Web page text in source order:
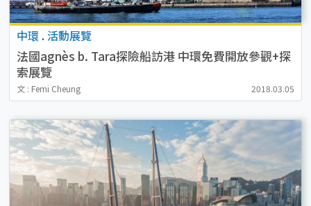
中環 . 活動展覽
法國agnès b. Tara探險船訪港 中環免費開放參觀+探
索展覽
文 : Femi Cheung 2018.03.05